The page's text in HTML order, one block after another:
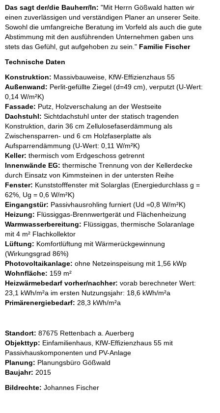
Das sagt der/die Bauherr/In: "Mit Herrn Gößwald hatten wir
einen zuverlässigen und verständigen Planer an unserer Seite.
Sowohl die umfangreiche Beratung im Vorfeld als auch die gute
Abstimmung mit den ausführenden Unternehmen gaben uns
stets das Gefühl, gut aufgehoben zu sein." Familie Fischer
Technische Daten
Konstruktion: Massivbauweise, KfW-Effizienzhaus 55
Außenwand: Perlit-gefüllte Ziegel (d=49 cm), verputzt (U-Wert:
0,14 W/m²K)
Fassade: Putz, Holzverschalung an der Westseite
Dachstuhl: Sichtdachstuhl unter der statisch tragenden
Konstruktion, darin 36 cm Zellulosefaserdämmung als
Zwischensparren- und 6 cm Holzfaserplatte als
Aufsparrendämmung (U-Wert: 0,11 W/m²K)
Keller: thermisch vom Erdgeschoss getrennt
Innenwände EG: thermische Trennung von der Kellerdecke
durch Einsatz von Kimmsteinen in der untersten Reihe
Fenster: Kunststofffenster mit Solarglas (Energiedurchlass g =
62%, Ug = 0,6 W/m²K)
Eingangstür: Passivhausrohling furniert (Ud =0,8 W/m²K)
Heizung: Flüssiggas-Brennwertgerät und Flächenheizung
Warmwasserbereitung: Flüssiggas, thermische Solaranlage
mit 4 m² Flachkollektor
Lüftung: Komfortlüftung mit Wärmerückgewinnung
(Wirkungsgrad 86%)
Photovoltaikanlage: ohne Netzeinspeisung mit 1,56 kWp
Wohnfläche: 159 m²
Heizwärmebedarf vorher/nachher: vorab berechneter Wert:
23,1 kWh/m²a im ersten Nutzungsjahr: 18,6 kWh/m²a
Primärenergiebedarf: 28,3 kWh/m²a
Standort: 87675 Rettenbach a. Auerberg
Objekttyp: Einfamilienhaus, KfW-Effizienzhaus 55 mit
Passivhauskomponenten und PV-Anlage
Planung: Planungsbüro Gößwald
Baujahr: 2015
Bildrechte: Johannes Fischer